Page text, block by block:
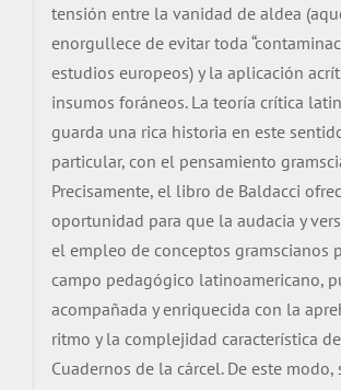
tensión entre la vanidad de aldea
enorgullece de evitar toda
estudios europeos) y la aplicación
insumos foráneos. La teoría crítica
guarda una rica historia en este
particular, con el pensamiento
Precisamente, el libro de Baldacci
oportunidad para que la audacia y
el empleo de conceptos gramscianos
campo pedagógico latinoamericano,
acompañada y enriquecida con la
ritmo y la complejidad característica
Cuadernos de la cárcel. De este modo,